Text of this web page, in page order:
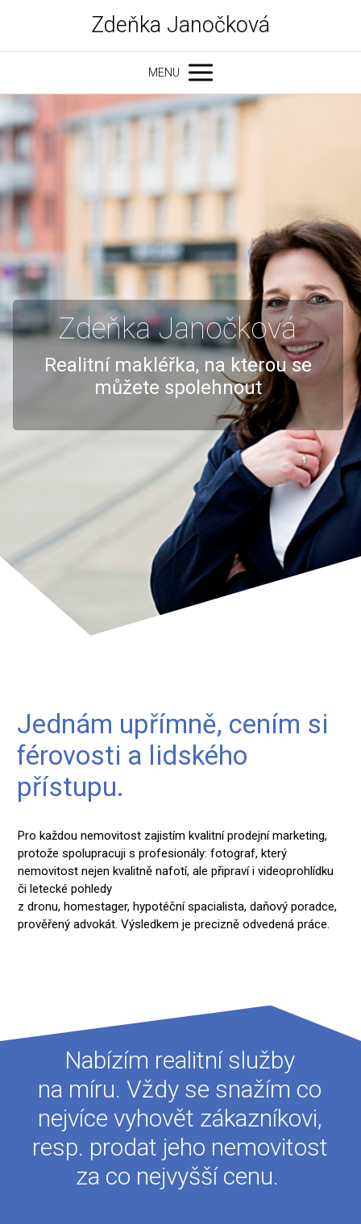
Zdeňka Janočková
MENU
Zdeňka Janočková
Realitní makléřka, na kterou se
můžete spolehnout
Jednám upřímně, cením si
férovosti a lidského
přístupu.
Pro každou nemovitost zajistím kvalitní prodejní marketing,
protože spolupracuji s profesionály: fotograf, který
nemovitost nejen kvalitně nafotí, ale připraví i videoprohlídku
či letecké pohledy
z dronu, homestager, hypotéční spacialista, daňový poradce,
prověřený advokát. Výsledkem je precizně odvedená práce.
Nabízím realitní služby
na míru. Vždy se snažím co
nejvíce vyhovět zákazníkovi,
resp. prodat jeho nemovitost
za co nejvyšší cenu.